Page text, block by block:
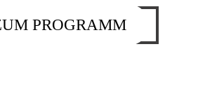
PROGRAMM